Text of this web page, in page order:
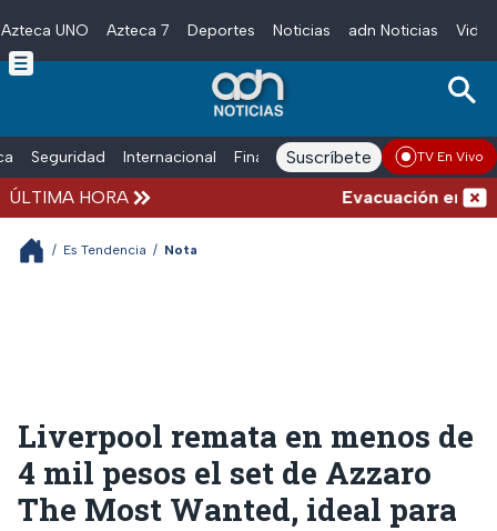
Skip to main content
Azteca UNO Azteca 7 Deportes Noticias adn Noticias
Seguridad Internacional Finanzas adn Noticias Radio
Suscríbete TV En Vivo
ÚLTIMA HORA Evacuación en la
/ Es Tendencia / Nota
Liverpool remata en menos de
4 mil pesos el set de Azzaro
The Most Wanted, ideal para